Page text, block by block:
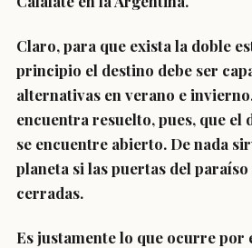
Claro, para que exista la doble
principio el destino debe ser
alternativas en verano e
encuentra resuelto, pues, que el
se encuentre abierto. De nada
planeta si las puertas del
cerradas.
Es justamente lo que ocurre por